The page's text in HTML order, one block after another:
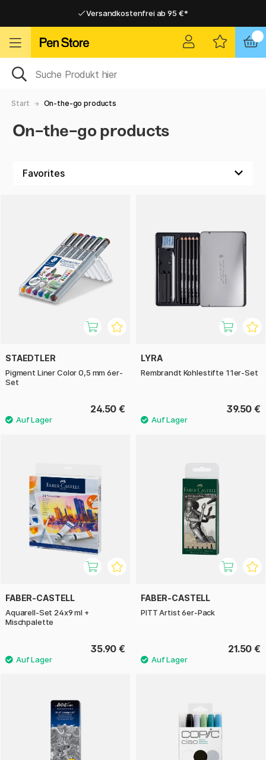
Versandkostenfrei ab 95 €*
Versandkostenfrei ab 95 €*
Start On-the-go products
On-the-go products
STAEDTLER
Pigment Liner Color 0,5 mm 6er-
Set
24.50 €
LYRA
Rembrandt Kohlestifte 11er-Set
39.50 €
FABER-CASTELL
Aquarell-Set 24x9 ml +
Mischpalette
35.90 €
FABER-CASTELL
PITT Artist 6er-Pack
21.50 €